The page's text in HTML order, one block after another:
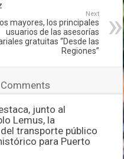
Next
mayores, los principales
usuarios de las asesorías
gratuitas “Desde las
Regiones”
Comments
junto al
Lemus, la
transporte público
para Puerto